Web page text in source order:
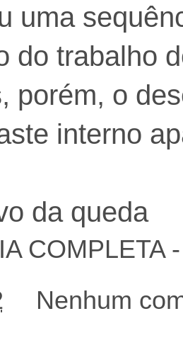
uma
do trabalho
porém, o
interno
da queda
COMPLETA
Nenhum